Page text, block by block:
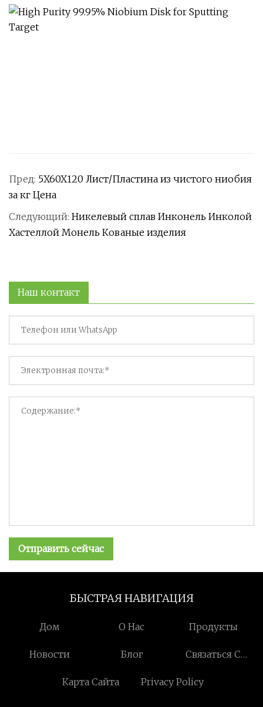
Пред: 5X60X120 Лист/Пластина из чистого ниобия
за кг Цена
Следующий: Никелевый сплав Инконель Инколой
Хастеллой Монель Кованые изделия
Наш контакт
Отправить сейчас
БЫСТРАЯ НАВИГАЦИЯ
Дом О Нас Продукты
Новости Блог
Связаться С
Карта Сайта
Privacy Policy